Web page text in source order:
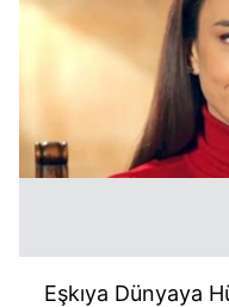
Eşkıya Dünyaya